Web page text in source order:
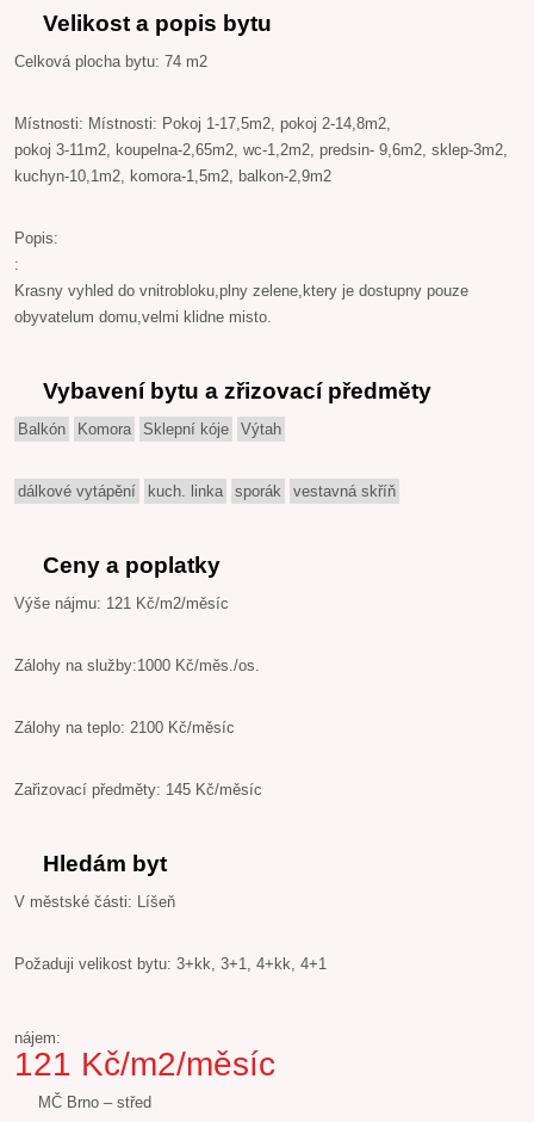
Velikost a popis bytu
Celková plocha bytu: 74 m2
Místnosti: Místnosti: Pokoj 1-17,5m2, pokoj 2-14,8m2,
pokoj 3-11m2, koupelna-2,65m2, wc-1,2m2, predsin- 9,6m2, sklep-3m2,
kuchyn-10,1m2, komora-1,5m2, balkon-2,9m2
Popis:
:
Krasny vyhled do vnitrobloku,plny zelene,ktery je dostupny pouze
obyvatelum domu,velmi klidne misto.
Vybavení bytu a zřizovací předměty
Balkón Komora Sklepní kóje Výtah
dálkové vytápění kuch. linka sporák vestavná skříň
Ceny a poplatky
Výše nájmu: 121 Kč/m2/měsíc
Zálohy na služby:1000 Kč/měs./os.
Zálohy na teplo: 2100 Kč/měsíc
Zařizovací předměty: 145 Kč/měsíc
Hledám byt
V městské části: Líšeň
Požaduji velikost bytu: 3+kk, 3+1, 4+kk, 4+1
nájem:
121 Kč/m2/měsíc
MČ Brno – střed